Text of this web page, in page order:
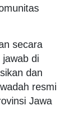
secara
di
dan
resmi
Jawa